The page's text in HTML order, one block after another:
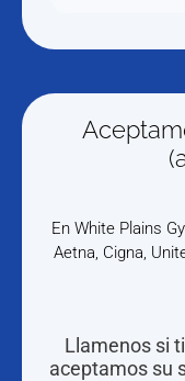
En White Plains
Aetna, Cigna,
Llamenos si
aceptamos su